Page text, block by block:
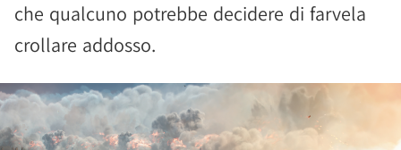
che qualcuno potrebbe decidere di farvela
crollare addosso.